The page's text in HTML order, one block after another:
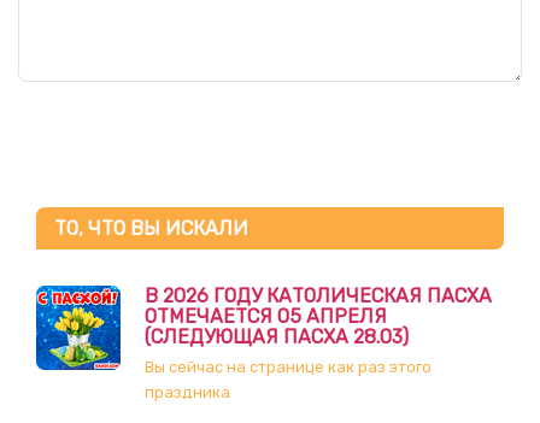
ТО, ЧТО ВЫ ИСКАЛИ
В 2026 ГОДУ КАТОЛИЧЕСКАЯ ПАСХА
ОТМЕЧАЕТСЯ 05 АПРЕЛЯ
(СЛЕДУЮЩАЯ ПАСХА 28.03)
Вы сейчас на странице как раз этого
праздника